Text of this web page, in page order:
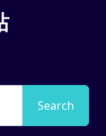
Search